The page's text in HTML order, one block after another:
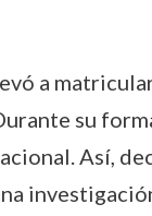
a
su
Así,